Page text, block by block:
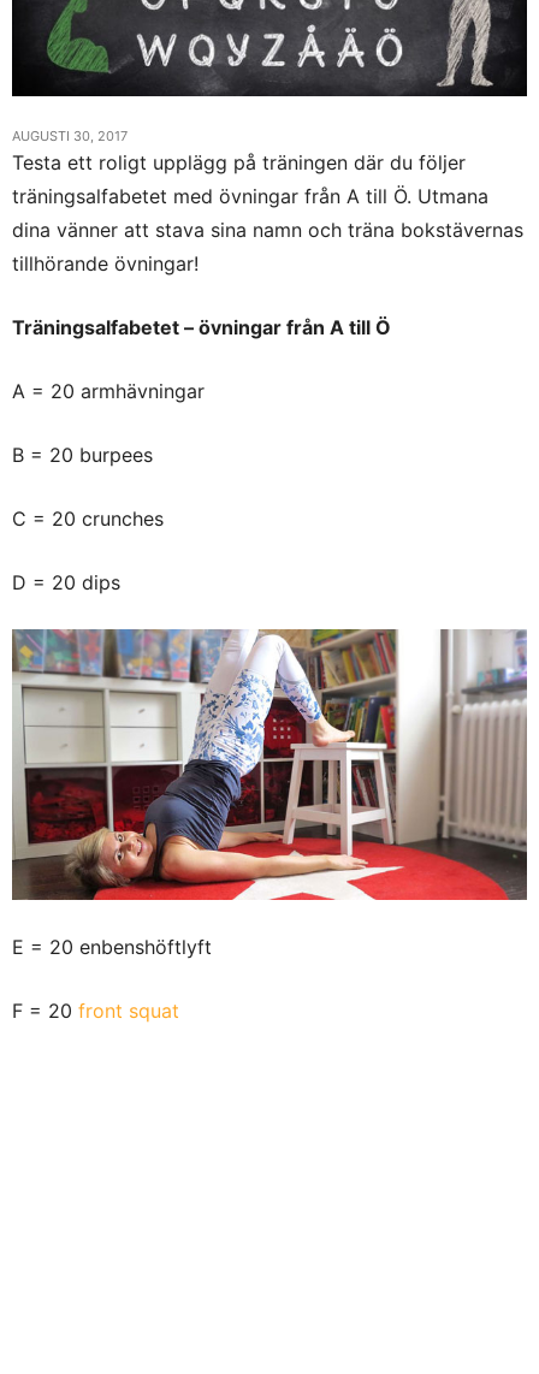
AUGUSTI 30, 2017
Testa ett roligt upplägg på träningen där du följer
träningsalfabetet med övningar från A till Ö. Utmana
dina vänner att stava sina namn och träna bokstävernas
tillhörande övningar!
Träningsalfabetet – övningar från A till Ö
A = 20 armhävningar
B = 20 burpees
C = 20 crunches
D = 20 dips
E = 20 enbenshöftlyft
F = 20 front squat